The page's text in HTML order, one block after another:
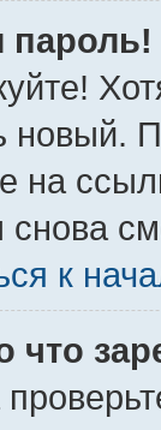
пароль!
новый.
на
снова
к
что